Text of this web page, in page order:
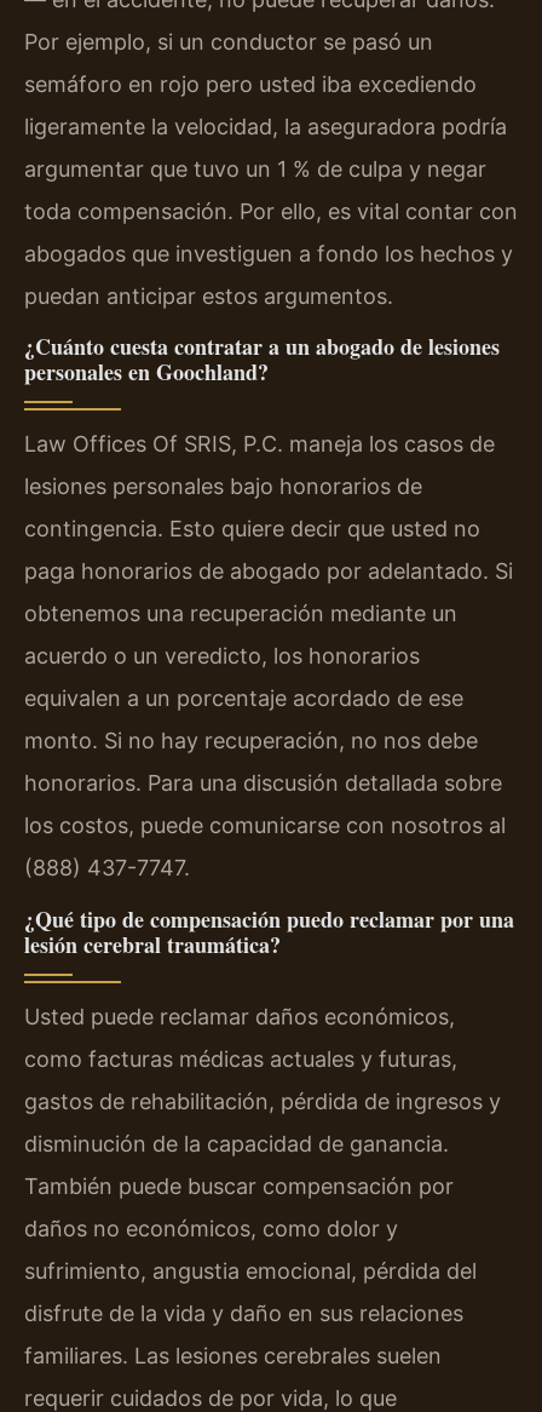
Por ejemplo, si un conductor se pasó un
semáforo en rojo pero usted iba excediendo
ligeramente la velocidad, la aseguradora podría
argumentar que tuvo un 1 % de culpa y negar
toda compensación. Por ello, es vital contar con
abogados que investiguen a fondo los hechos y
puedan anticipar estos argumentos.
¿Cuánto cuesta contratar a un abogado de lesiones
personales en Goochland?
Law Offices Of SRIS, P.C. maneja los casos de
lesiones personales bajo honorarios de
contingencia. Esto quiere decir que usted no
paga honorarios de abogado por adelantado. Si
obtenemos una recuperación mediante un
acuerdo o un veredicto, los honorarios
equivalen a un porcentaje acordado de ese
monto. Si no hay recuperación, no nos debe
honorarios. Para una discusión detallada sobre
los costos, puede comunicarse con nosotros al
(888) 437-7747.
¿Qué tipo de compensación puedo reclamar por una
lesión cerebral traumática?
Usted puede reclamar daños económicos,
como facturas médicas actuales y futuras,
gastos de rehabilitación, pérdida de ingresos y
disminución de la capacidad de ganancia.
También puede buscar compensación por
daños no económicos, como dolor y
sufrimiento, angustia emocional, pérdida del
disfrute de la vida y daño en sus relaciones
familiares. Las lesiones cerebrales suelen
requerir cuidados de por vida, lo que